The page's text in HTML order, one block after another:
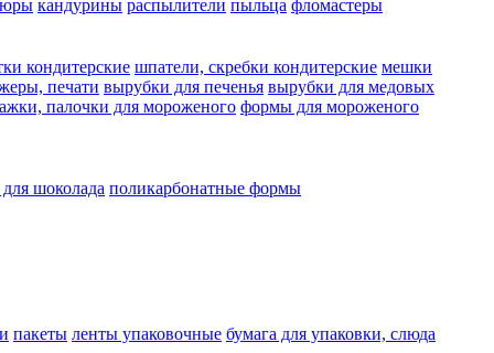
кандурины распылители пыльца фломастеры
кондитерские шпатели, скребки кондитерские мешки
печати вырубки для печенья вырубки для медовых
палочки для мороженого формы для мороженого
шоколада поликарбонатные формы
пакеты ленты упаковочные бумага для упаковки, слюда